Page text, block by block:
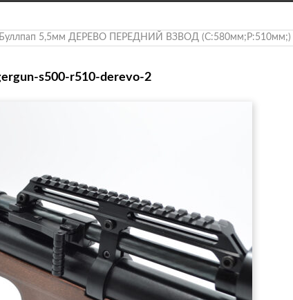
5,5мм ДЕРЕВО ПЕРЕДНИЙ ВЗВОД (С:580мм;Р:510мм;)
s500-r510-derevo-2